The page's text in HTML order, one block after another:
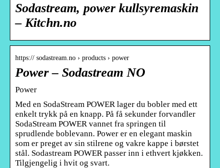
Sodastream, power kullsyremaskin
– Kitchn.no
https:// sodastream.no › products › power
Power – Sodastream NO
Power
Med en SodaStream POWER lager du bobler med ett
enkelt trykk på en knapp. På få sekunder forvandler
SodaStream POWER vannet fra springen til
sprudlende boblevann. Power er en elegant maskin
som er preget av sin stilrene og vakre kappe i børstet
stål. Sodastream POWER passer inn i ethvert kjøkken.
Tilgjengelig i hvit og svart.